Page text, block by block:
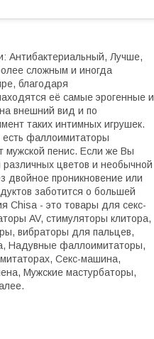
Антибактериальный, Лучше,
сложным и иногда
благодаря
её самые эрогенные и
внешний вид и по
таких интимных игрушек.
фаллоимитаторы
мужской пенис. Если же Вы
цветов и необычной
проникновение или
заботится о большей
Chisa - это товары для секс-
AV, стимуляторы клитора,
вибраторы для пальцев,
Надувные фаллоимитаторы,
Секс-машина,
Мужские мастурбаторы,